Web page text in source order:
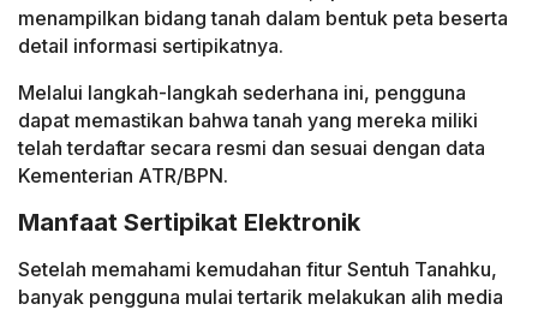
menampilkan bidang tanah dalam bentuk peta beserta
detail informasi sertipikatnya.
Melalui langkah-langkah sederhana ini, pengguna
dapat memastikan bahwa tanah yang mereka miliki
telah terdaftar secara resmi dan sesuai dengan data
Kementerian ATR/BPN.
Manfaat Sertipikat Elektronik
Setelah memahami kemudahan fitur Sentuh Tanahku,
banyak pengguna mulai tertarik melakukan alih media